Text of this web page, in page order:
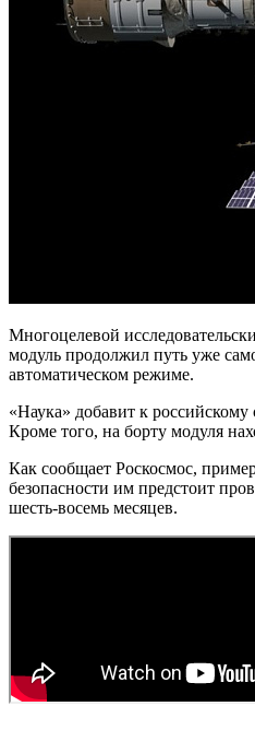
Многоцелевой
модуль продолжил путь уже
автоматическом режиме.
«Наука» добавит к
Кроме того, на борту модуля
Как сообщает Роскосмос,
безопасности им предстоит
шесть-восемь месяцев.